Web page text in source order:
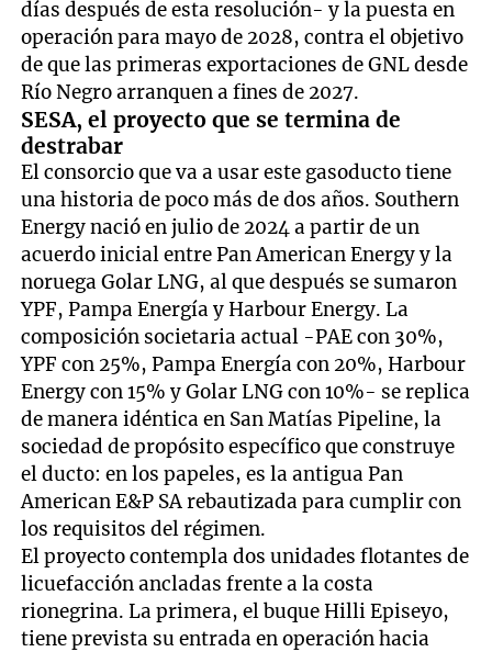
días después de esta resolución- y la puesta en
operación para mayo de 2028, contra el objetivo
de que las primeras exportaciones de GNL desde
Río Negro arranquen a fines de 2027.
SESA, el proyecto que se termina de
destrabar
El consorcio que va a usar este gasoducto tiene
una historia de poco más de dos años. Southern
Energy nació en julio de 2024 a partir de un
acuerdo inicial entre Pan American Energy y la
noruega Golar LNG, al que después se sumaron
YPF, Pampa Energía y Harbour Energy. La
composición societaria actual -PAE con 30%,
YPF con 25%, Pampa Energía con 20%, Harbour
Energy con 15% y Golar LNG con 10%- se replica
de manera idéntica en San Matías Pipeline, la
sociedad de propósito específico que construye
el ducto: en los papeles, es la antigua Pan
American E&P SA rebautizada para cumplir con
los requisitos del régimen.
El proyecto contempla dos unidades flotantes de
licuefacción ancladas frente a la costa
rionegrina. La primera, el buque Hilli Episeyo,
tiene prevista su entrada en operación hacia